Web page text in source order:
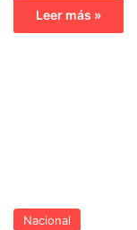
Leer más »
Nacional